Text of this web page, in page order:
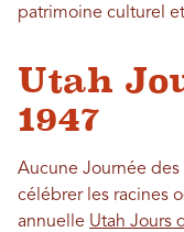
patrimoine culturel
Utah
1947
Aucune Journée des
célébrer les racines
annuelle Utah Jours